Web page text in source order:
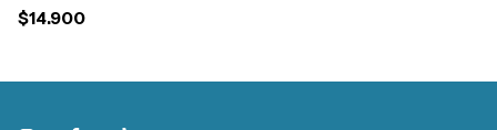
Art.4259
$14.900